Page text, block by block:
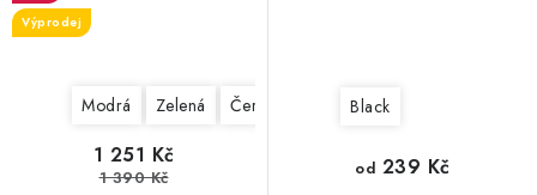
Výprodej
Modrá Zelená Černá
1 251 Kč
1 390 Kč
Black
od 239 Kč